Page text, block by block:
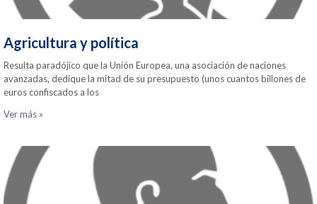
Agricultura y política
Resulta paradójico que la Unión Europea, una asociación de naciones
avanzadas, dedique la mitad de su presupuesto (unos cuantos billones de
euros confiscados a los
Ver más »